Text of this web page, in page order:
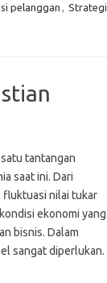
pelanggan , Strategi
tantangan
saat ini. Dari
fluktuasi nilai tukar
ekonomi yang
bisnis. Dalam
sangat diperlukan.